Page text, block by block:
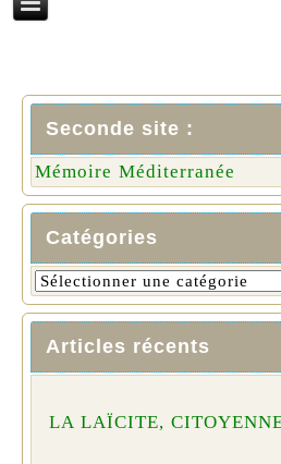
Seconde site :
Mémoire Méditerranée
Catégories
Articles récents
LA LAÏCITE,